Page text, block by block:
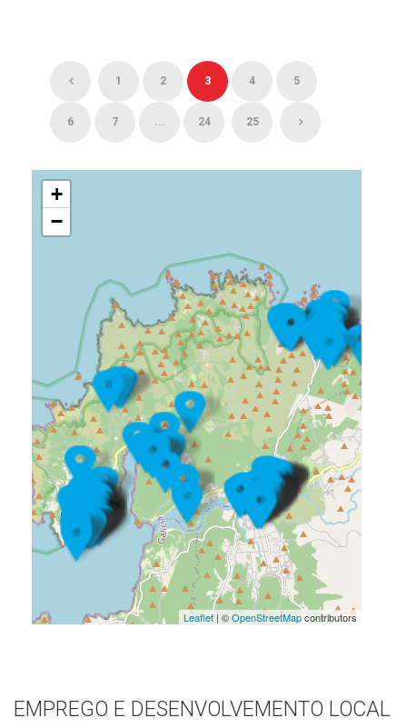
1 2 3 4 5
6 7 ... 24 25
+
−
Leaflet| ©OpenStreetMapcontributors
EMPREGO E DESENVOLVEMENTO LOCAL